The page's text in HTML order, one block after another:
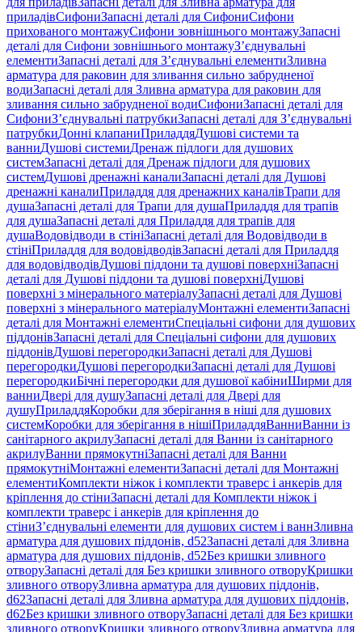
приладівСифониЗапасні деталі для СифониСифони
прихованого монтажуСифони зовнішнього монтажуЗапасні
деталі для Сифони зовнішнього монтажуЗ’єднувальні
елементиЗапасні деталі для З’єднувальні елементиЗливна
арматура для раковин для зливання сильно забрудненої
водиЗапасні деталі для Зливна арматура для раковин для
зливання сильно забрудненої водиСифониЗапасні деталі для
СифониЗ’єднувальні патрубкиЗапасні деталі для З’єднувальні
патрубкиДонні клапаниПриладдяДушові системи та
ванниДушові системиДренаж підлоги для душових
системЗапасні деталі для Дренаж підлоги для душових
системДушові дренажні каналиЗапасні деталі для Душові
дренажні каналиПриладдя для дренажних каналівТрапи для
душаЗапасні деталі для Трапи для душаПриладдя для трапів
для душаЗапасні деталі для Приладдя для трапів для
душаВодовідводи в стініЗапасні деталі для Водовідводи в
стініПриладдя для водовідводівЗапасні деталі для Приладдя
для водовідводівДушові піддони та душові поверхніЗапасні
деталі для Душові піддони та душові поверхніДушові
поверхні з мінерального матеріалуЗапасні деталі для Душові
поверхні з мінерального матеріалуМонтажні елементиЗапасні
деталі для Монтажні елементиСпеціальні сифони для душових
піддонівЗапасні деталі для Спеціальні сифони для душових
піддонівДушові перегородкиЗапасні деталі для Душові
перегородкиДушові перегородкиЗапасні деталі для Душові
перегородкиБічні перегородки для душової кабіниШирми для
ванниДвері для душуЗапасні деталі для Двері для
душуПриладдяКоробки для зберігання в ніші для душових
системКоробки для зберігання в нішіПриладдяВанниВанни із
санітарного акрилуЗапасні деталі для Ванни із санітарного
акрилуВанни прямокутніЗапасні деталі для Ванни
прямокутніМонтажні елементиЗапасні деталі для Монтажні
елементиКомплекти ніжок і комплекти траверс і анкерів для
кріплення до стіниЗапасні деталі для Комплекти ніжок і
комплекти траверс і анкерів для кріплення до
стіниЗ’єднувальні елементи для душових систем і ваннЗливна
арматура для душових піддонів, d52Запасні деталі для Зливна
арматура для душових піддонів, d52Без кришки зливного
отворуЗапасні деталі для Без кришки зливного отворуКришки
зливного отворуЗливна арматура для душових піддонів,
d62Запасні деталі для Зливна арматура для душових піддонів,
d62Без кришки зливного отворуЗапасні деталі для Без кришки
зливного отворуКришки зливного отворуЗливна арматура для